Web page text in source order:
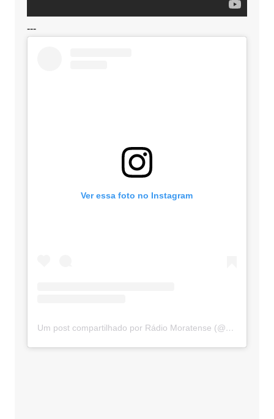
---
Ver essa foto no Instagram
Um post compartilhado por Rádio Moratense (@radio_moratense)